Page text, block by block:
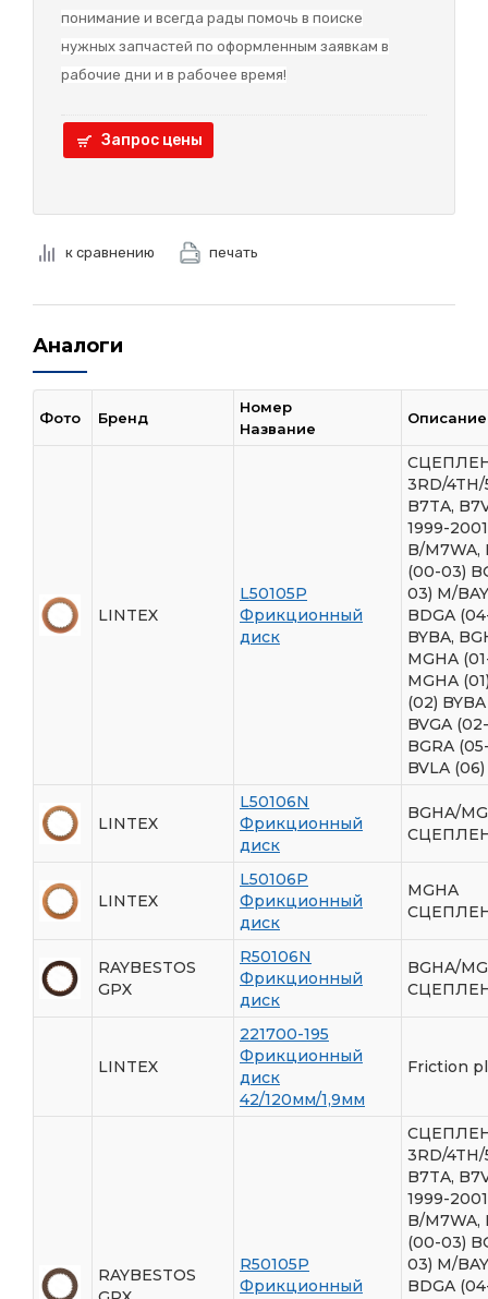
понимание и всегда рады помочь в поиске
нужных запчастей по оформленным заявкам в
рабочие дни и в рабочее время!
Запрос цены
к сравнению печать
Аналоги
Фото Бренд
Номер
Название
Описание
LINTEX
L50105P
Фрикционный
диск
3RD/
B7TA,
1999-2001
B/M7WA,
(00-03)
03) M/
BDGA
BYBA,
MGHA
MGHA
(02)
BVGA
BGRA
BVLA (06)
LINTEX
L50106N
Фрикционный
диск
BGHA/
LINTEX
L50106P
Фрикционный
диск
MGHA
RAYBESTOS
GPX
R50106N
Фрикционный
диск
BGHA/
LINTEX
221700-195
Фрикционный
диск
42/120мм/1,9мм
Friction
RAYBESTOS
R50105P
Фрикционный
3RD/
B7TA,
1999-2001
B/M7WA,
(00-03)
03) M/
BDGA